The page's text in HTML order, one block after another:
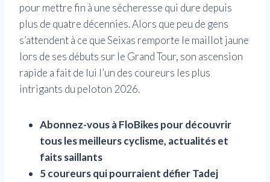
pour mettre fin à une sécheresse qui dure depuis
plus de quatre décennies. Alors que peu de gens
s’attendent à ce que Seixas remporte le maillot jaune
lors de ses débuts sur le Grand Tour, son ascension
rapide a fait de lui l’un des coureurs les plus
intrigants du peloton 2026.
Abonnez-vous à FloBikes pour découvrir
tous les meilleurs cyclisme, actualités et
faits saillants
5 coureurs qui pourraient défier Tadej